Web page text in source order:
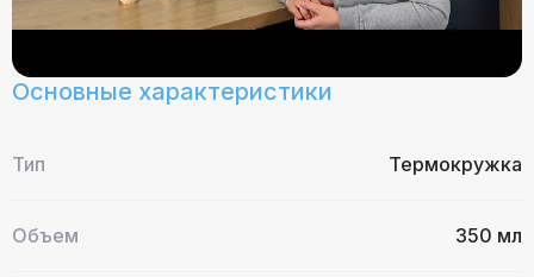
Основные характеристики
Тип Термокружка
Объем 350 мл